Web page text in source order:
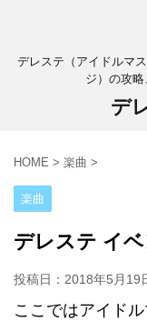
デレステ（アイドルマ
ジ）の攻
デ
HOME > 楽曲 >
楽曲
デレステ イ
投稿日： 2018年5月19
ここではアイド